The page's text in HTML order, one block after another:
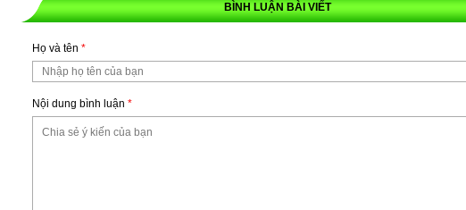
BÌNH LUẬN BÀI VIẾT
Họ và tên *
Nội dung bình luận *